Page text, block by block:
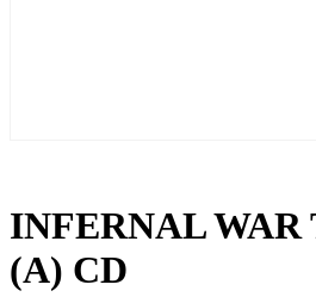
INFERNAL
(A) CD